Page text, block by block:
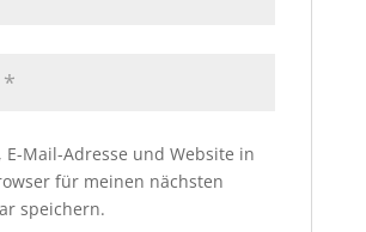
E-Mail-Adresse und Website in
für meinen nächsten
speichern.